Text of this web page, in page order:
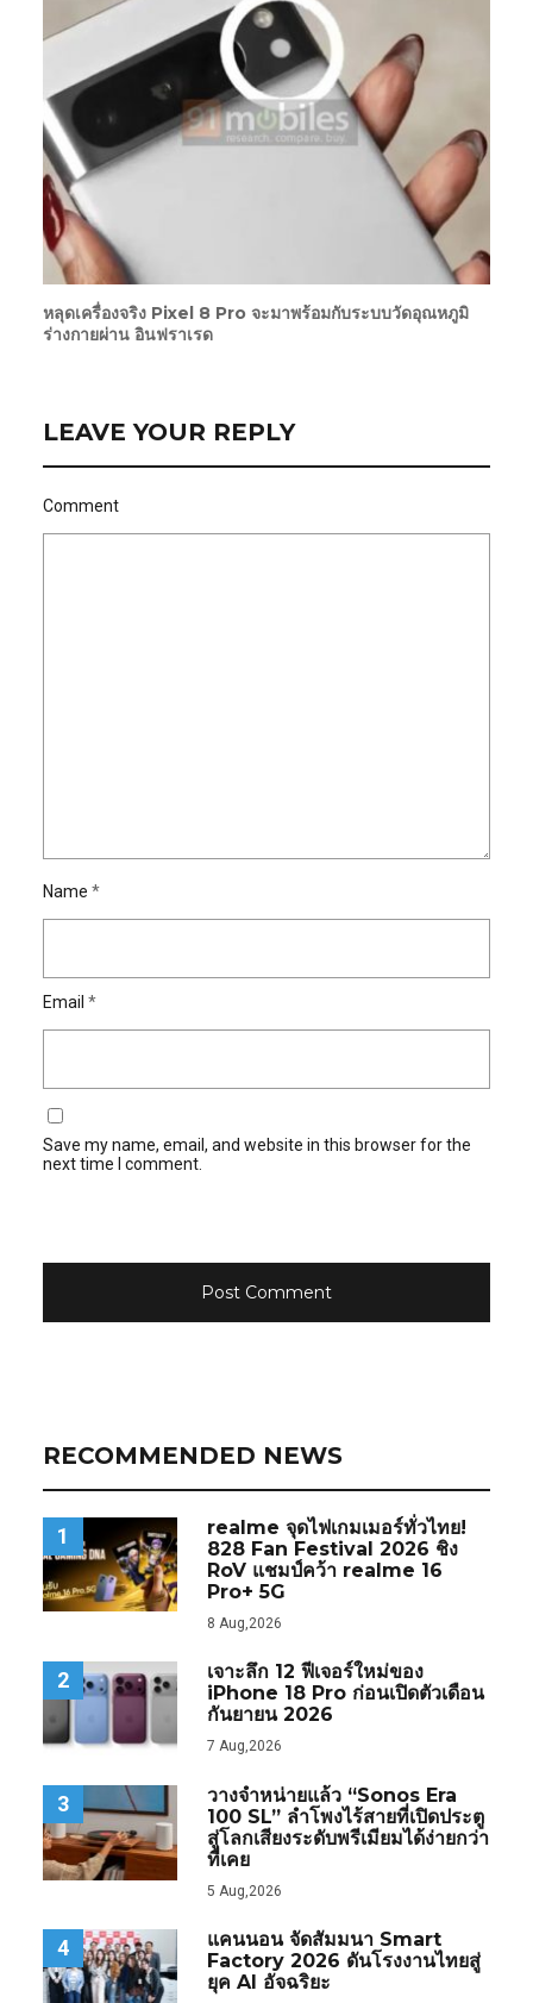
หลุดเครื่องจริง Pixel 8 Pro จะมาพร้อมกับระบบวัดอุณหภูมิ
ร่างกายผ่าน อินฟราเรด
LEAVE YOUR REPLY
Comment
Name *
Email *
Save my name, email, and website in this browser for the
next time I comment.
RECOMMENDED NEWS
1
realme จุดไฟเกมเมอร์ทั่วไทย!
828 Fan Festival 2026 ชิง
RoV แชมป์คว้า realme 16
Pro+ 5G
8 Aug,2026
2
เจาะลึก 12 ฟีเจอร์ใหม่ของ
iPhone 18 Pro ก่อนเปิดตัวเดือน
กันยายน 2026
7 Aug,2026
3
วางจำหน่ายแล้ว “Sonos Era
100 SL” ลำโพงไร้สายที่เปิดประตู
สู่โลกเสียงระดับพรีเมียมได้ง่ายกว่า
ที่เคย
5 Aug,2026
4
แคนนอน จัดสัมมนา Smart
Factory 2026 ดันโรงงานไทยสู่
ยุค AI อัจฉริยะ